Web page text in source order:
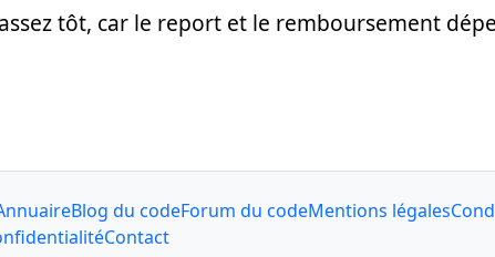
tôt, car le report et le remboursement
Blog du codeForum du codeMentions légales
Contact